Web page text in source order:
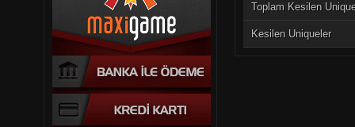
Toplam Kesilen
Kesilen Uniqueler